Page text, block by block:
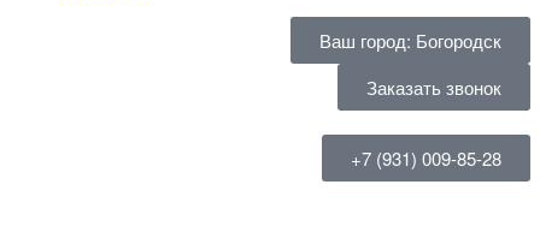
Ваш город: Богородск
Заказать звонок
+7 (931) 009-85-28